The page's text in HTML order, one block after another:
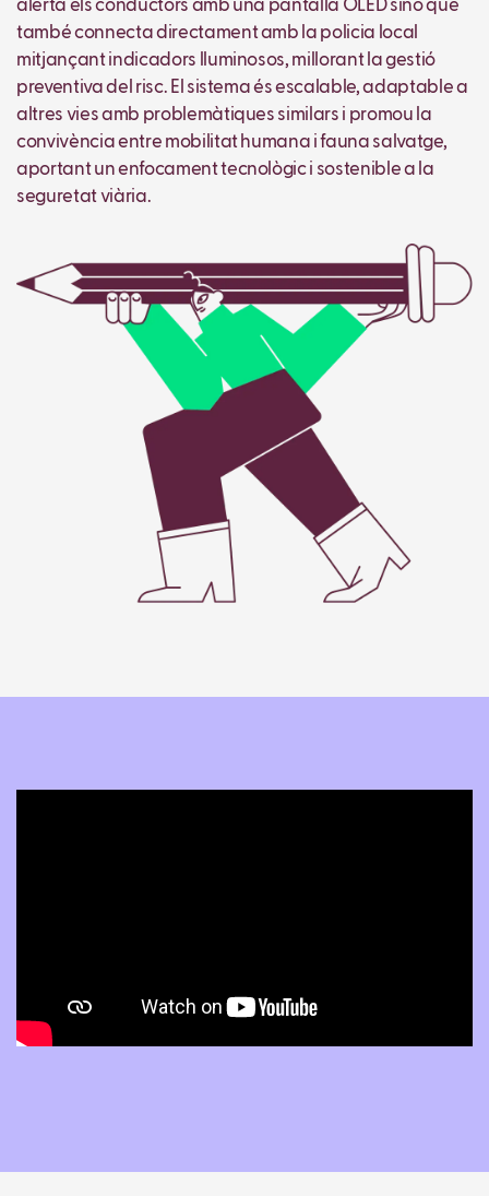
alerta els conductors amb una pantalla OLED sinó que
també connecta directament amb la policia local
mitjançant indicadors lluminosos, millorant la gestió
preventiva del risc. El sistema és escalable, adaptable a
altres vies amb problemàtiques similars i promou la
convivència entre mobilitat humana i fauna salvatge,
aportant un enfocament tecnològic i sostenible a la
seguretat viària.